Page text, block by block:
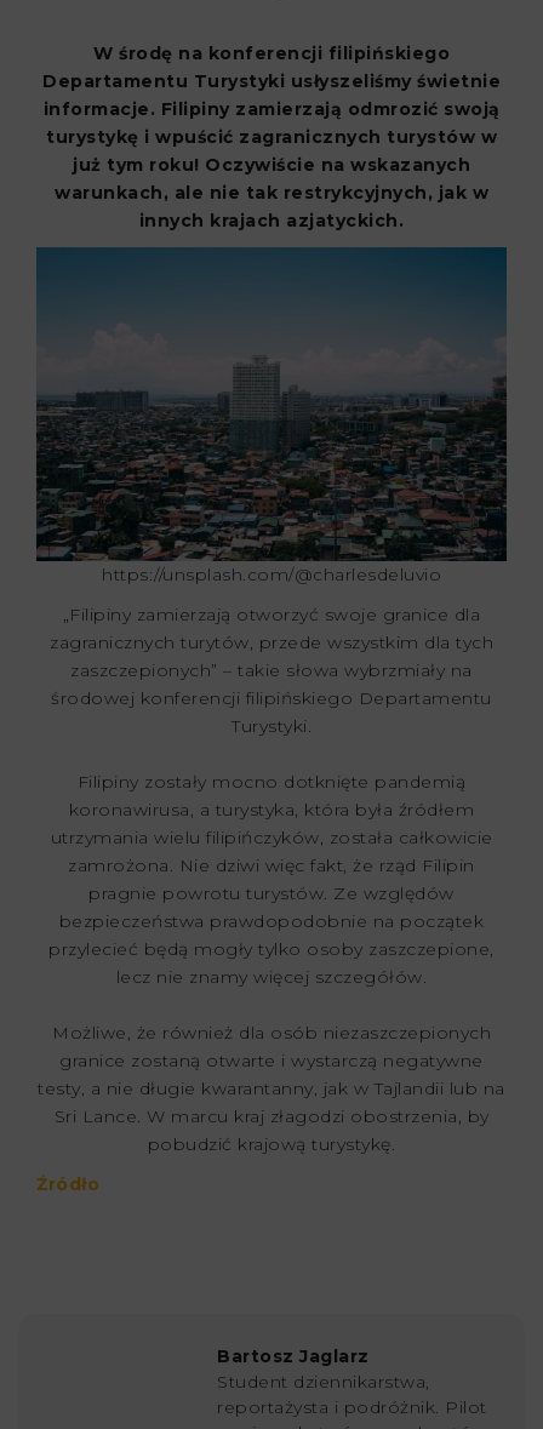
W środę na konferencji filipińskiego
Departamentu Turystyki usłyszeliśmy świetnie
informacje. Filipiny zamierzają odmrozić swoją
turystykę i wpuścić zagranicznych turystów w
już tym roku! Oczywiście na wskazanych
warunkach, ale nie tak restrykcyjnych, jak w
innych krajach azjatyckich.
https://unsplash.com/@charlesdeluvio
„Filipiny zamierzają otworzyć swoje granice dla
zagranicznych turytów, przede wszystkim dla tych
zaszczepionych” – takie słowa wybrzmiały na
środowej konferencji filipińskiego Departamentu
Turystyki.
Filipiny zostały mocno dotknięte pandemią
koronawirusa, a turystyka, która była źródłem
utrzymania wielu filipińczyków, została całkowicie
zamrożona. Nie dziwi więc fakt, że rząd Filipin
pragnie powrotu turystów. Ze względów
bezpieczeństwa prawdopodobnie na początek
przylecieć będą mogły tylko osoby zaszczepione,
lecz nie znamy więcej szczegółów.
Możliwe, że również dla osób niezaszczepionych
granice zostaną otwarte i wystarczą negatywne
testy, a nie długie kwarantanny, jak w Tajlandii lub na
Sri Lance. W marcu kraj złagodzi obostrzenia, by
pobudzić krajową turystykę.
Źródło
Bartosz Jaglarz
Student dziennikarstwa,
reportażysta i podróżnik. Pilot